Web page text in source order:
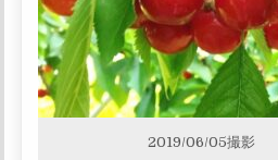
2019/06/05撮影